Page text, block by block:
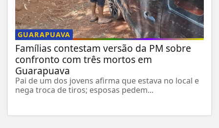
GUARAPUAVA
Famílias contestam versão da PM sobre
confronto com três mortos em
Guarapuava
Pai de um dos jovens afirma que estava no local e
nega troca de tiros; esposas pedem...